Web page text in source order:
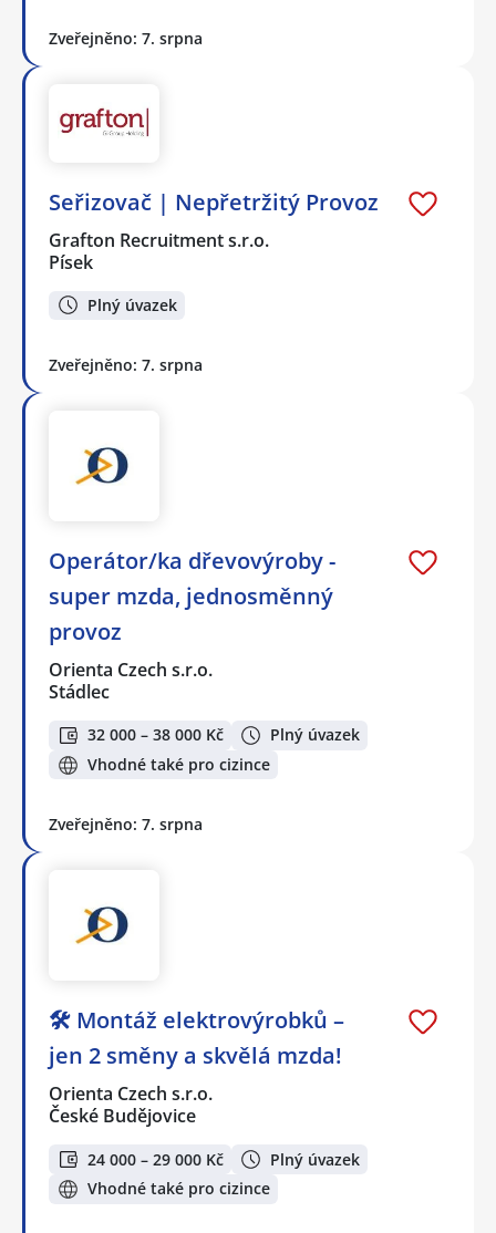
Zveřejněno: 7. srpna
Seřizovač | Nepřetržitý Provoz
Grafton Recruitment s.r.o.
Písek
Plný úvazek
Zveřejněno: 7. srpna
Operátor/ka dřevovýroby -
super mzda, jednosměnný
provoz
Orienta Czech s.r.o.
Stádlec
32 000 – 38 000 Kč
Plný úvazek
Vhodné také pro cizince
Zveřejněno: 7. srpna
🛠️ Montáž elektrovýrobků –
jen 2 směny a skvělá mzda!
Orienta Czech s.r.o.
České Budějovice
24 000 – 29 000 Kč
Plný úvazek
Vhodné také pro cizince